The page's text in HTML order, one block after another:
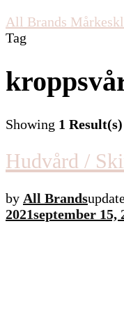
All Brands
Tag
Showing 1 Result(s)
Hudvård /
by All Brands
2021september 15,